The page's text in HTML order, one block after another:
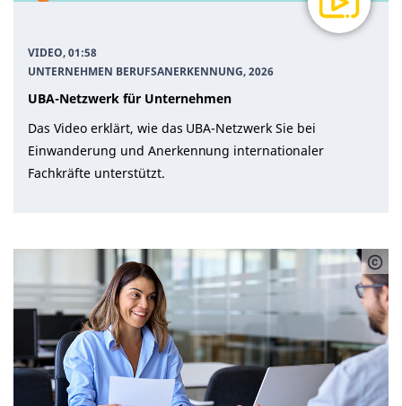
VIDEO, 01:58
UNTERNEHMEN BERUFSANERKENNUNG, 2026
UBA-Netzwerk für Unternehmen
Das Video erklärt, wie das UBA-Netzwerk Sie bei
Einwanderung und Anerkennung internationaler
Fachkräfte unterstützt.